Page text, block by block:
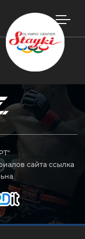
сайта ссылка
закрыть